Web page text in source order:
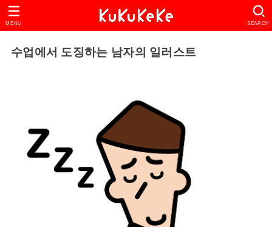
SEARCH
MENU
수업에서 도징하는 남자의 일러스트